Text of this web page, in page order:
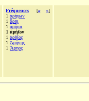
Fréquences [« »]
1 ἀρήγων
1 ἄρηι
1 ἀρήϊοι
1 ἀρήϊον
1 ἀρήϊος
1 Ἀρήνης
1 Ἄρηος